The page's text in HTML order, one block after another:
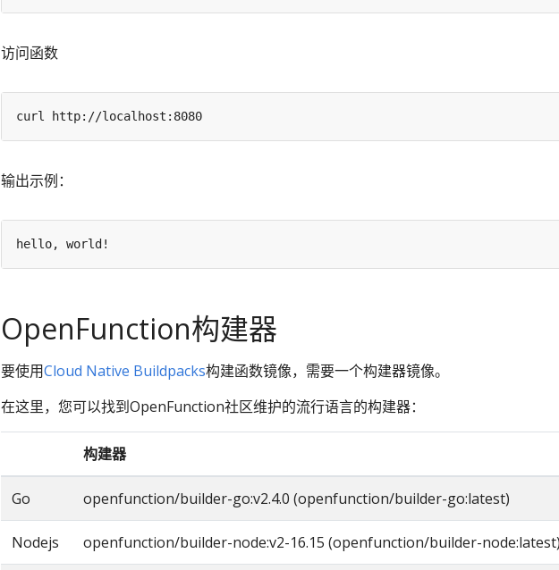
访问函数
输出示例：
OpenFunction构建器
要使用Cloud Native Buildpacks构建函数镜像，需要一个构建器镜像。
在这里，您可以找到OpenFunction社区维护的流行语言的构建器：
构建器
Go openfunction/builder-go:v2.4.0 (openfunction/builder-go:latest)
Nodejs openfunction/builder-node:v2-16.15 (openfunction/builder-